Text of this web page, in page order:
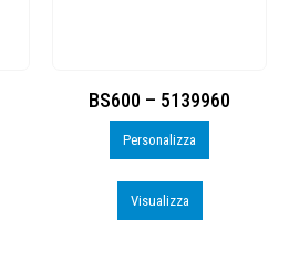
BS600 – 5139960
Personalizza
Visualizza